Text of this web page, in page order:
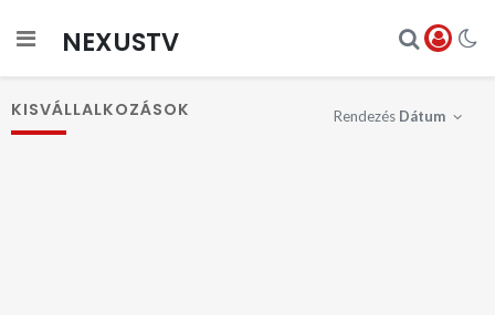
NEXUSTV
KISVÁLLALKOZÁSOK Rendezés Dátum